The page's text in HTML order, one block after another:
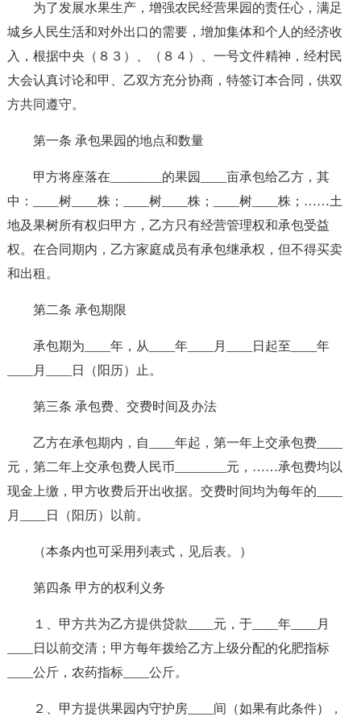
为了发展水果生产，增强农民经营果园的责任心，满足
城乡人民生活和对外出口的需要，增加集体和个人的经济收
入，根据中央（８３）、（８４）、一号文件精神，经村民
大会认真讨论和甲、乙双方充分协商，特签订本合同，供双
方共同遵守。
第一条 承包果园的地点和数量
甲方将座落在________的果园____亩承包给乙方，其
中：____树____株；____树____株；____树____株；……土
地及果树所有权归甲方，乙方只有经营管理权和承包受益
权。在合同期内，乙方家庭成员有承包继承权，但不得买卖
和出租。
第二条 承包期限
承包期为____年，从____年____月____日起至____年
____月____日（阳历）止。
第三条 承包费、交费时间及办法
乙方在承包期内，自____年起，第一年上交承包费____
元，第二年上交承包费人民币________元，……承包费均以
现金上缴，甲方收费后开出收据。交费时间均为每年的____
月____日（阳历）以前。
（本条内也可采用列表式，见后表。）
第四条 甲方的权利义务
１、甲方共为乙方提供贷款____元，于____年____月
____日以前交清；甲方每年拨给乙方上级分配的化肥指标
____公斤，农药指标____公斤。
２、甲方提供果园内守护房____间（如果有此条件），